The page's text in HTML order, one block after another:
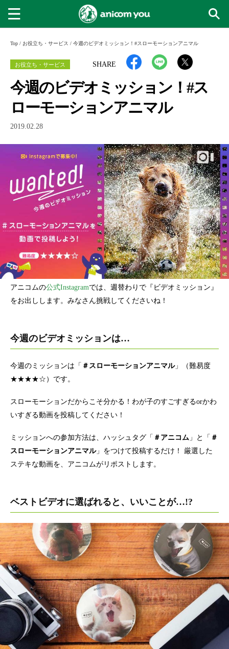
Top / お役立ち・サービス / 今週のビデオミッション！#スローモーションアニマル
SHARE
お役立ち・サービス
今週のビデオミッション！#ス
ローモーションアニマル
2019.02.28
アニコムの公式Instagramでは、週替わりで『ビデオミッション』
をお出しします。みなさん挑戦してくださいね！
今週のビデオミッションは…
今週のミッションは「 ＃スローモーションアニマル」（難易度
★★★★☆）です。
スローモーションだからこそ分かる！わが子のすごすぎるorかわ
いすぎる動画を投稿してください！
ミッションへの参加方法は、ハッシュタグ「 ＃アニコム 」と「 ＃
スローモーションアニマル」をつけて投稿するだけ！ 厳選した
ステキな動画を、アニコムがリポストします。
ベストビデオに選ばれると、いいことが…!?